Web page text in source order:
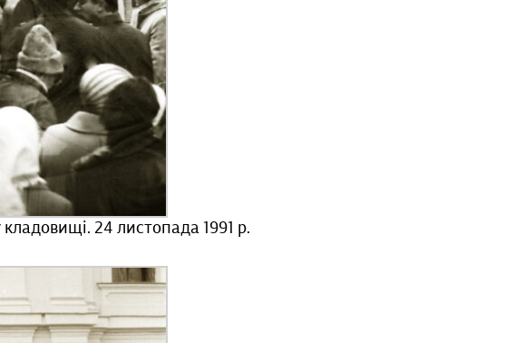
24 листопада 1991 р.